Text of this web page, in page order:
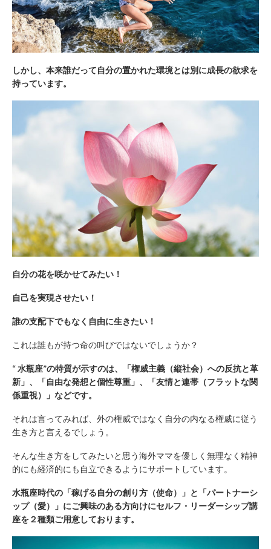
しかし、本来誰だって自分の置かれた環境とは別に成長の欲求を
持っています。
自分の花を咲かせてみたい！
自己を実現させたい！
誰の支配下でもなく自由に生きたい！
これは誰もが持つ命の叫びではないでしょうか？
“水瓶座”の特質が示すのは、「権威主義（縦社会）への反抗と革
新」、「自由な発想と個性尊重」、「友情と連帯（フラットな関
係重視）」などです。
それは言ってみれば、外の権威ではなく自分の内なる権威に従う
生き方と言えるでしょう。
そんな生き方をしてみたいと思う海外ママを優しく無理なく精神
的にも経済的にも自立できるようにサポートしています。
水瓶座時代の「稼げる自分の創り方（使命）」と「パートナーシ
ップ（愛）」にご興味のある方向けにセルフ・リーダーシップ講
座を２種類ご用意しております。